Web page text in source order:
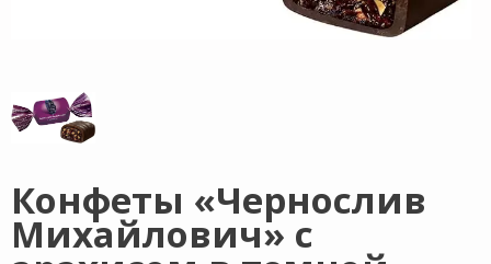
Конфеты «Чернослив
Михайлович» с